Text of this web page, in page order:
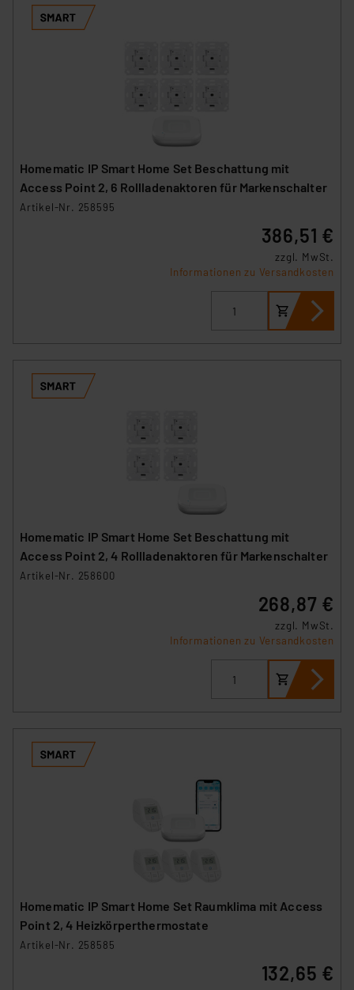
Homematic IP Smart Home Set Beschattung mit
Access Point 2, 6 Rollladenaktoren für Markenschalter
Artikel-Nr. 258595
386,51 €
zzgl. MwSt.
Informationen zu Versandkosten
Homematic IP Smart Home Set Beschattung mit
Access Point 2, 4 Rollladenaktoren für Markenschalter
Artikel-Nr. 258600
268,87 €
zzgl. MwSt.
Informationen zu Versandkosten
Homematic IP Smart Home Set Raumklima mit Access
Point 2, 4 Heizkörperthermostate
Artikel-Nr. 258585
132,65 €